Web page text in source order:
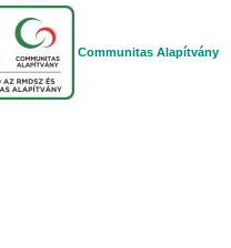
Communitas Alapítvány